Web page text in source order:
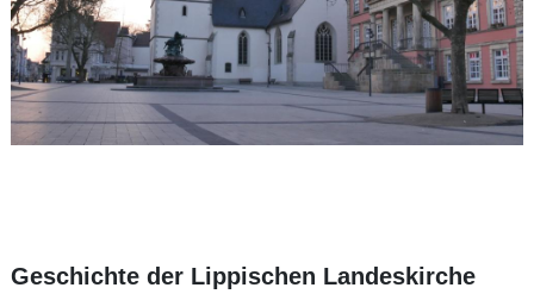
Geschichte der Lippischen Landeskirche